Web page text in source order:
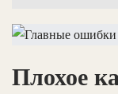
Плохое